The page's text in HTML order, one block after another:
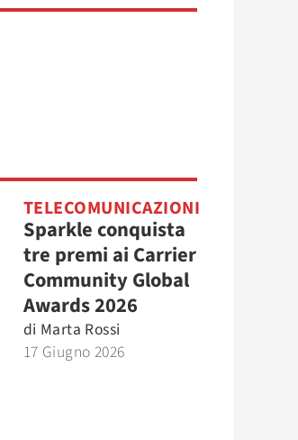
TELECOMUNICAZIONI
Sparkle conquista
tre premi ai Carrier
Community Global
Awards 2026
di Marta Rossi
17 Giugno 2026